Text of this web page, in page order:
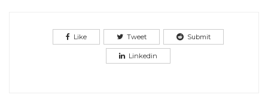
Like Tweet Submit
Linkedin